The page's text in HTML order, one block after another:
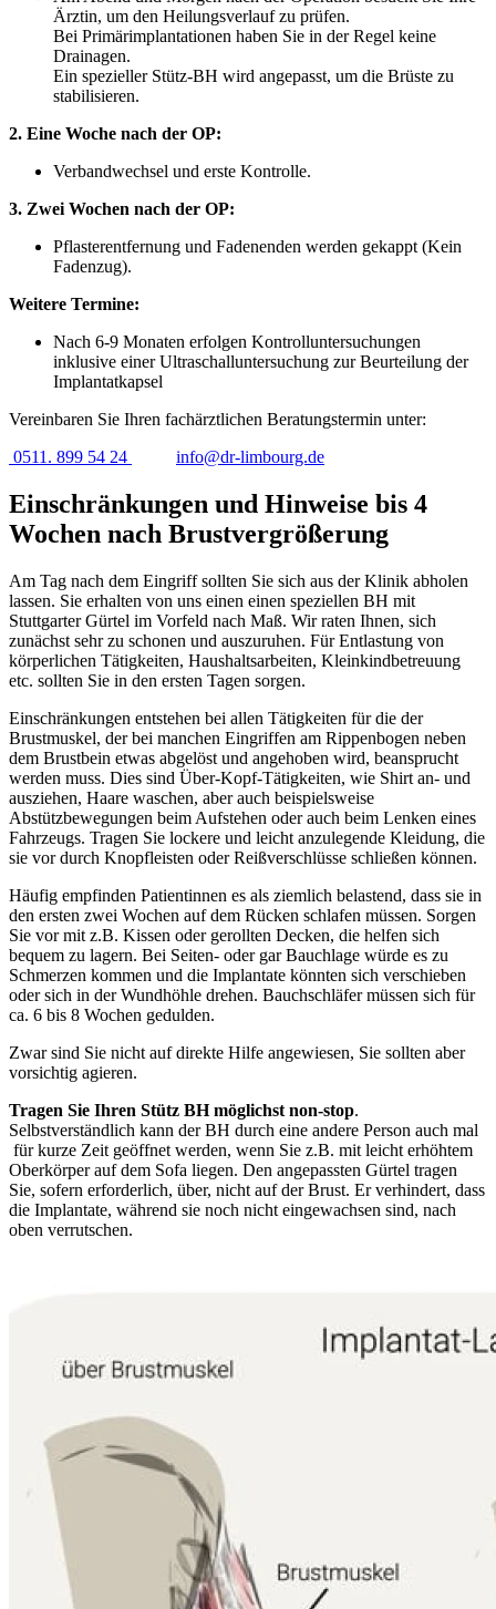
Ärztin, um den Heilungsverlauf zu prüfen.
Bei Primärimplantationen haben Sie in der Regel keine
Drainagen.
Ein spezieller Stütz-BH wird angepasst, um die Brüste zu
stabilisieren.
2. Eine Woche nach der OP:
Verbandwechsel und erste Kontrolle.
3. Zwei Wochen nach der OP:
Pflasterentfernung und Fadenenden werden gekappt (Kein
Fadenzug).
Weitere Termine:
Nach 6-9 Monaten erfolgen Kontrolluntersuchungen
inklusive einer Ultraschalluntersuchung zur Beurteilung der
Implantatkapsel
Vereinbaren Sie Ihren fachärztlichen Beratungstermin unter:
0511. 899 54 24
info@dr-limbourg.de
Einschränkungen und Hinweise bis 4
Wochen nach Brustvergrößerung
Am Tag nach dem Eingriff sollten Sie sich aus der Klinik abholen
lassen. Sie erhalten von uns einen einen speziellen BH mit
Stuttgarter Gürtel im Vorfeld nach Maß. Wir raten Ihnen, sich
zunächst sehr zu schonen und auszuruhen. Für Entlastung von
körperlichen Tätigkeiten, Haushaltsarbeiten, Kleinkindbetreuung
etc. sollten Sie in den ersten Tagen sorgen.
Einschränkungen entstehen bei allen Tätigkeiten für die der
Brustmuskel, der bei manchen Eingriffen am Rippenbogen neben
dem Brustbein etwas abgelöst und angehoben wird, beansprucht
werden muss. Dies sind Über-Kopf-Tätigkeiten, wie Shirt an- und
ausziehen, Haare waschen, aber auch beispielsweise
Abstützbewegungen beim Aufstehen oder auch beim Lenken eines
Fahrzeugs. Tragen Sie lockere und leicht anzulegende Kleidung, die
sie vor durch Knopfleisten oder Reißverschlüsse schließen können.
Häufig empfinden Patientinnen es als ziemlich belastend, dass sie in
den ersten zwei Wochen auf dem Rücken schlafen müssen. Sorgen
Sie vor mit z.B. Kissen oder gerollten Decken, die helfen sich
bequem zu lagern. Bei Seiten- oder gar Bauchlage würde es zu
Schmerzen kommen und die Implantate könnten sich verschieben
oder sich in der Wundhöhle drehen. Bauchschläfer müssen sich für
ca. 6 bis 8 Wochen gedulden.
Zwar sind Sie nicht auf direkte Hilfe angewiesen, Sie sollten aber
vorsichtig agieren.
Tragen Sie Ihren Stütz BH möglichst non-stop.
Selbstverständlich kann der BH durch eine andere Person auch mal
für kurze Zeit geöffnet werden, wenn Sie z.B. mit leicht erhöhtem
Oberkörper auf dem Sofa liegen. Den angepassten Gürtel tragen
Sie, sofern erforderlich, über, nicht auf der Brust. Er verhindert, dass
die Implantate, während sie noch nicht eingewachsen sind, nach
oben verrutschen.